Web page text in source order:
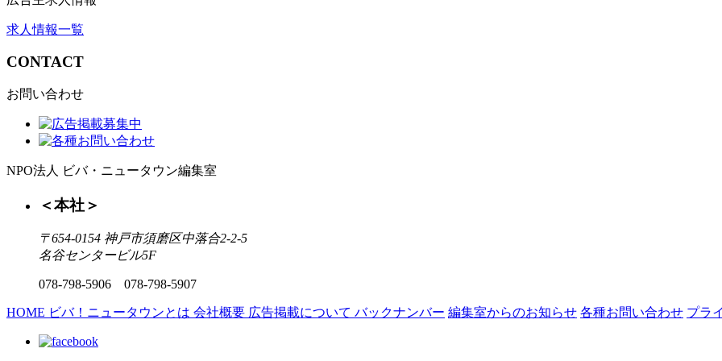
求人情報一覧
CONTACT
お問い合わせ
NPO法人 ビバ・ニュータウン編集室
＜本社＞
〒654-0154 神戸市須磨区中落合2-2-5
名谷センタービル5F
078-798-5906 078-798-5907
HOME ビバ！ニュータウンとは 会社概要 広告掲載について バックナンバー 編集室からのお知らせ 各種お問い合わせ プラ